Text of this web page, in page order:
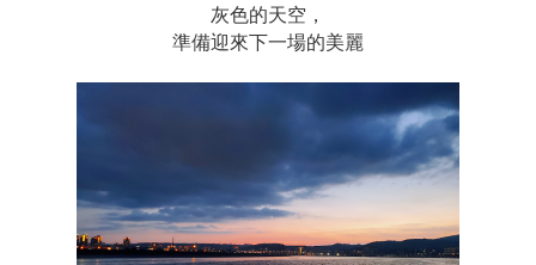
灰色的天空，
準備迎來下一場的美麗